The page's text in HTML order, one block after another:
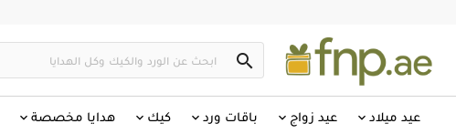

عيد ميلاد عيد زواج باقات ورد كيك هدايا مخصصة